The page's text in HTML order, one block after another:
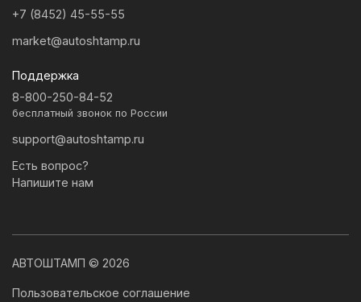
+7 (8452) 45-55-55
market@autoshtamp.ru
Поддержка
8-800-250-84-52
бесплатный звонок по России
support@autoshtamp.ru
Есть вопрос?
Напишите нам
АВТОШТАМП © 2026
Пользовательское соглашение